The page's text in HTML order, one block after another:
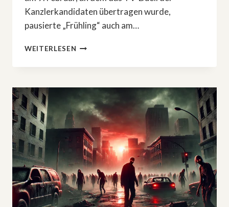
Kanzlerkandidaten übertragen wurde,
pausierte „Frühling“ auch am…
WEITERLESEN ZDF-
»FRÜHLING«:
VON
LESLIE
UND
ALI